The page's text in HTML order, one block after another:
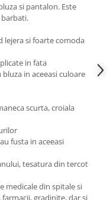
si pantalon. Este
lejera si foarte comoda
in fata
in aceeasi culoare
scurta, croiala
fusta in aceeasi
tesatura din tercot
medicale din spitale si
gradinite, dar si